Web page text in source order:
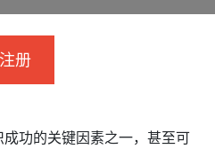
注册
功的关键因素之一，甚至可